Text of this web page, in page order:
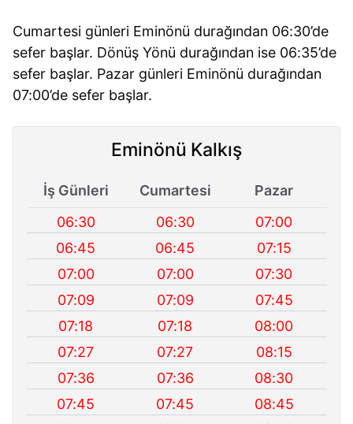
Cumartesi günleri Eminönü durağından 06:30’de
sefer başlar. Dönüş Yönü durağından ise 06:35’de
sefer başlar. Pazar günleri Eminönü durağından
07:00’de sefer başlar.
Eminönü Kalkış
İş Günleri Cumartesi
Pazar
06:30
06:30
07:00
06:45
06:45
07:15
07:00
07:00
07:30
07:09
07:09
07:45
07:18
07:18
08:00
07:27
07:27
08:15
07:36
07:36
08:30
07:45
07:45
08:45